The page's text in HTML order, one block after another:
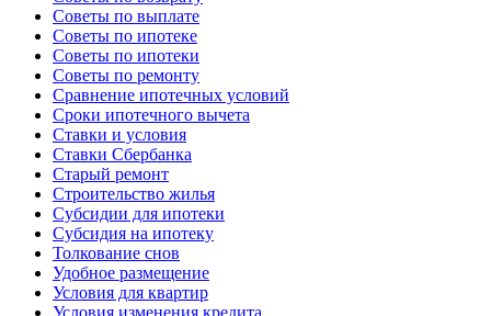
Советы по выплате
Советы по ипотеке
Советы по ипотеки
Советы по ремонту
Сравнение ипотечных условий
Сроки ипотечного вычета
Ставки и условия
Ставки Сбербанка
Старый ремонт
Строительство жилья
Субсидии для ипотеки
Субсидия на ипотеку
Толкование снов
Удобное размещение
Условия для квартир
Условия изменения кредита